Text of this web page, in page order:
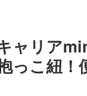
ャリア
っこ紐！